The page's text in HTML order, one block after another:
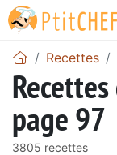
Recettes
page 97
3805 recettes